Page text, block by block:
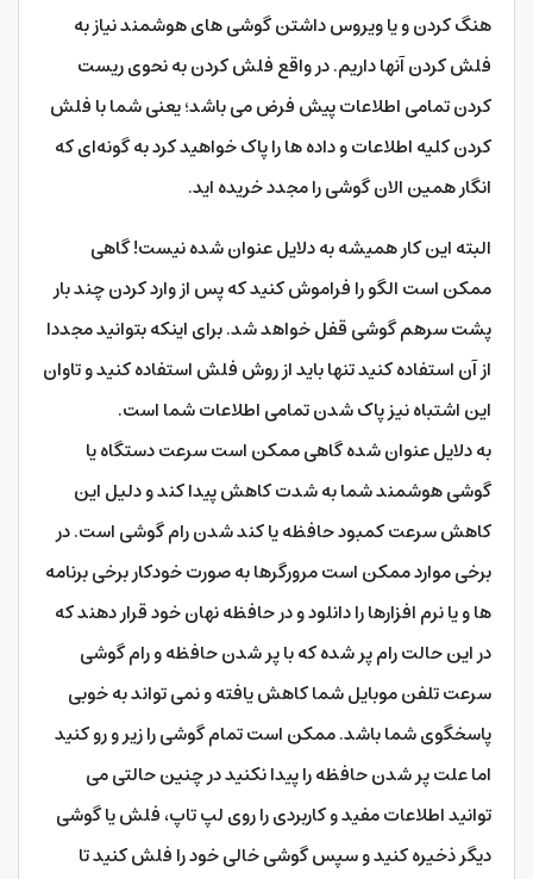
هنگ کردن و یا ویروس داشتن گوشی های هوشمند نیاز به
فلش کردن آنها داریم. در واقع فلش کردن به نحوی ریست
کردن تمامی اطلاعات پیش فرض می باشد؛ یعنی شما با فلش
کردن کلیه اطلاعات و داده ها را پاک خواهید کرد به گونه‌ای که
انگار همین الان گوشی را مجدد خریده اید.
البته این کار همیشه به دلایل عنوان شده نیست! گاهی
ممکن است الگو را فراموش کنید که پس از وارد کردن چند بار
پشت سرهم گوشی قفل خواهد شد. برای اینکه بتوانید مجددا
از آن استفاده کنید تنها باید از روش فلش استفاده کنید و تاوان
این اشتباه نیز پاک شدن تمامی اطلاعات شما است.
به دلایل عنوان شده گاهی ممکن است سرعت دستگاه یا
گوشی هوشمند شما به شدت کاهش پیدا کند و دلیل این
کاهش سرعت کمبود حافظه یا کند شدن رام گوشی است. در
برخی موارد ممکن است مرورگرها به صورت خودکار برخی برنامه
ها و یا نرم افزارها را دانلود و در حافظه نهان خود قرار دهند که
در این حالت رام پر شده که با پر شدن حافظه و رام گوشی
سرعت تلفن موبایل شما کاهش یافته و نمی تواند به خوبی
پاسخگوی شما باشد. ممکن است تمام گوشی را زیر و رو کنید
اما علت پر شدن حافظه را پیدا نکنید در چنین حالتی می
توانید اطلاعات مفید و کاربردی را روی لپ تاپ، فلش یا گوشی
دیگر ذخیره کنید و سپس گوشی خالی خود را فلش کنید تا